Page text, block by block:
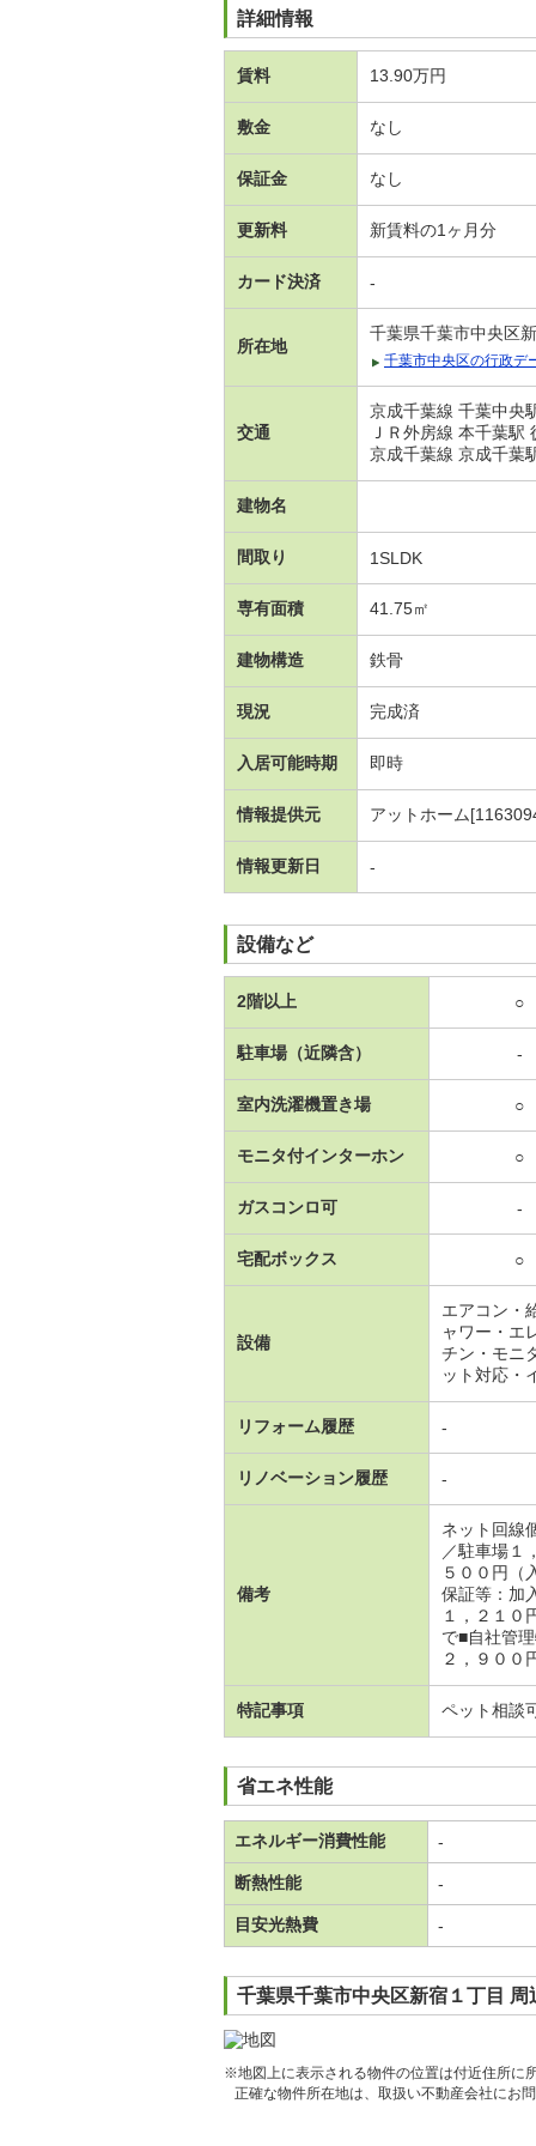
詳細情報
賃料 13.90万円
敷金 なし
保証金 なし
更新料 新賃料の1ヶ月分
カード決済 -
所在地
千葉県千葉市中央区
千葉市中央区の行政デ
交通
京成千葉線 千葉中央
ＪＲ外房線 本千葉駅
京成千葉線 京成千葉
建物名
間取り 1SLDK
専有面積 41.75㎡
建物構造 鉄骨
現況 完成済
入居可能時期 即時
情報提供元 アットホーム
情報更新日 -
設備など
2階以上 ○
駐車場（近隣含） -
室内洗濯機置き場 ○
モニタ付インターホン ○
ガスコンロ可 -
宅配ボックス ○
設備
エアコン・
ャワー・エ
チン・モニ
ット対応・
リフォーム履歴 -
リノベーション履歴 -
備考
ネット回線
／駐車場１
５００円（
保証等：加
１，２１０
で■自社管
２，９００
特記事項 ペット相談
省エネ性能
エネルギー消費性能 -
断熱性能 -
目安光熱費 -
千葉県千葉市中央区新宿１丁目 周
※地図上に表示される物件の位置は付近住所に
正確な物件所在地は、取扱い不動産会社にお